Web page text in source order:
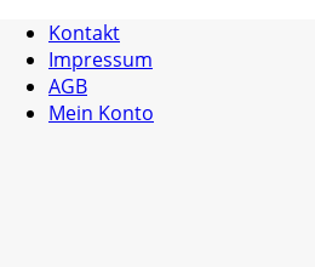
Kontakt
Impressum
AGB
Mein Konto